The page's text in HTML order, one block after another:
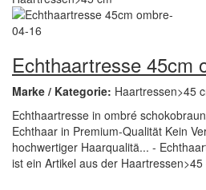
Echthaartresse 45cm
Marke / Kategorie: Haartressen>45
Echthaartresse in ombré
Echthaar in Premium-Qualität Kein
hochwertiger Haarqualitä... -
ist ein Artikel aus der